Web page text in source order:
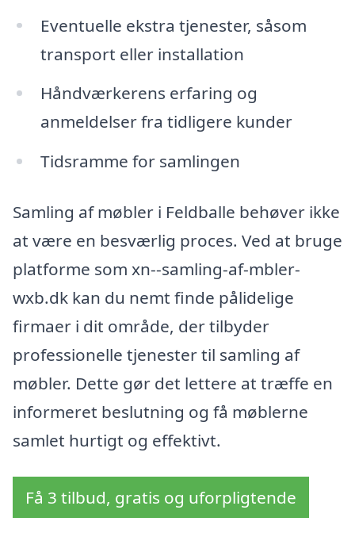
Eventuelle ekstra tjenester, såsom
transport eller installation
Håndværkerens erfaring og
anmeldelser fra tidligere kunder
Tidsramme for samlingen
Samling af møbler i Feldballe behøver ikke
at være en besværlig proces. Ved at bruge
platforme som xn--samling-af-mbler-
wxb.dk kan du nemt finde pålidelige
firmaer i dit område, der tilbyder
professionelle tjenester til samling af
møbler. Dette gør det lettere at træffe en
informeret beslutning og få møblerne
samlet hurtigt og effektivt.
Få 3 tilbud, gratis og uforpligtende